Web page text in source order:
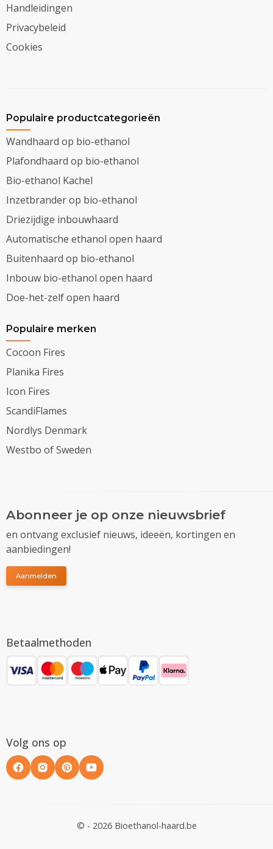
Handleidingen
Privacybeleid
Cookies
Populaire productcategorieën
Wandhaard op bio-ethanol
Plafondhaard op bio-ethanol
Bio-ethanol Kachel
Inzetbrander op bio-ethanol
Driezijdige inbouwhaard
Automatische ethanol open haard
Buitenhaard op bio-ethanol
Inbouw bio-ethanol open haard
Doe-het-zelf open haard
Populaire merken
Cocoon Fires
Planika Fires
Icon Fires
ScandiFlames
Nordlys Denmark
Westbo of Sweden
Abonneer je op onze nieuwsbrief
en ontvang exclusief nieuws, ideeën, kortingen en
aanbiedingen!
Aanmelden
Betaalmethoden
Volg ons op
© - 2026 Bioethanol-haard.be